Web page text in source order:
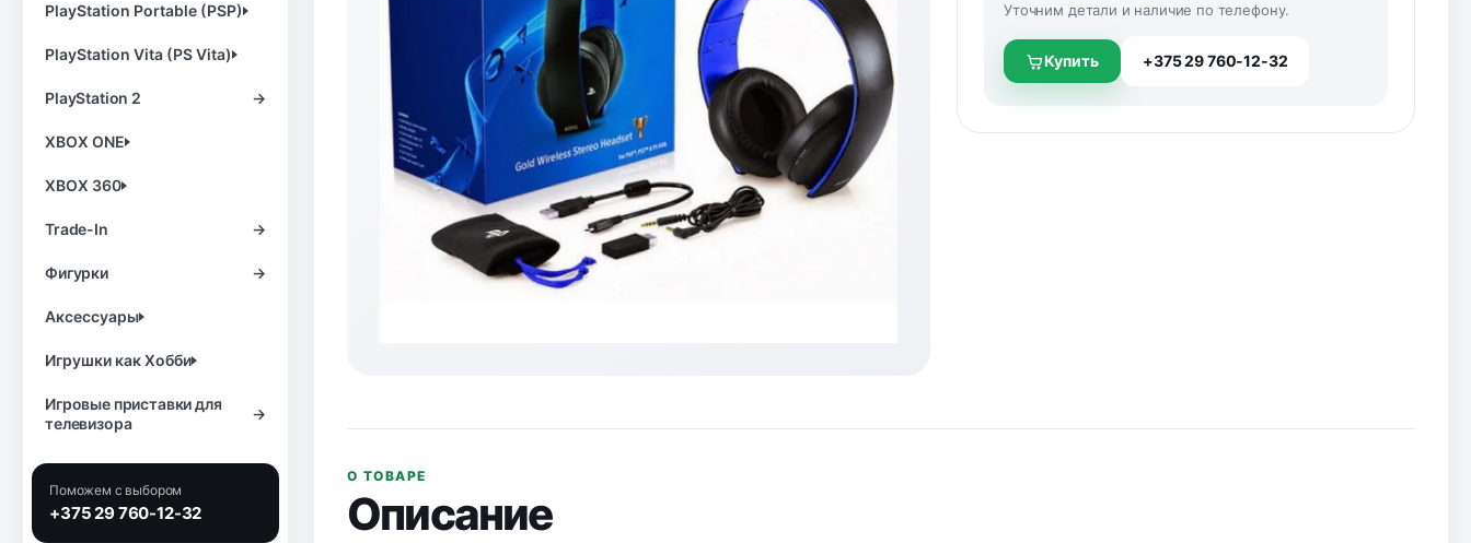
PlayStation Portable (PSP)
PlayStation Vita (PS Vita)
PlayStation 2 →
XBOX ONE
XBOX 360
Trade-In →
Фигурки →
Аксессуары
Игрушки как Хобби
Игровые приставки для
телевизора
→
Поможем с выбором
+375 29 760-12-32
Уточним детали и наличие по телефону.
Купить +375 29 760-12-32
О ТОВАРЕ
Описание